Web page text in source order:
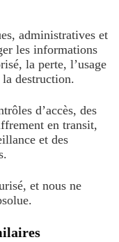
administratives et
les informations
la perte, l’usage
destruction.
d’accès, des
en transit,
et des
et nous ne